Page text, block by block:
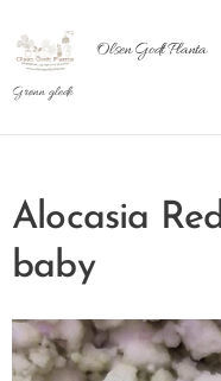
Olsen Godt Planta
Grønn glede
Alocasia
baby